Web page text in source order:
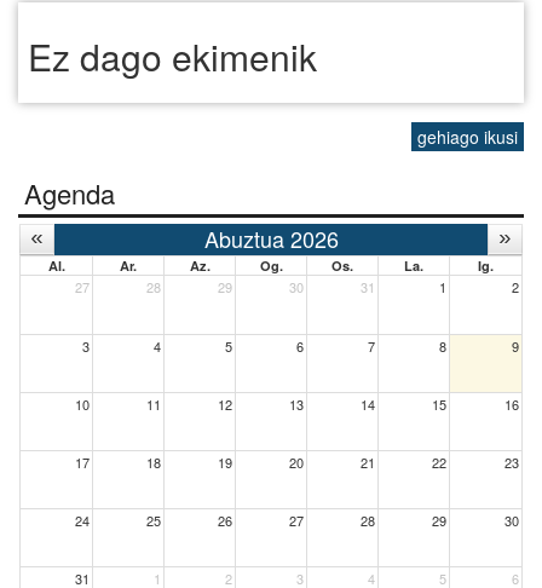
Ez dago ekimenik
gehiago ikusi
Agenda
Abuztua 2026
Al. Ar. Az. Og. Os. La. Ig.
27 28 29 30 31 1 2
3 4 5 6 7 8 9
10 11 12 13 14 15 16
17 18 19 20 21 22 23
24 25 26 27 28 29 30
31 1 2 3 4 5 6